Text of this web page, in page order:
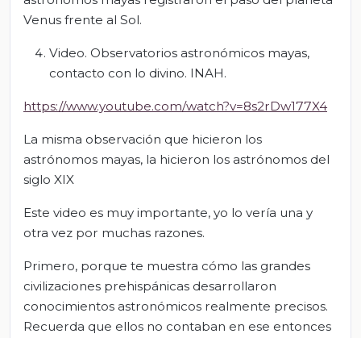
Venus frente al Sol.
Video. Observatorios astronómicos mayas,
contacto con lo divino. INAH.
https://www.youtube.com/watch?v=8s2rDw177X4
La misma observación que hicieron los
astrónomos mayas, la hicieron los astrónomos del
siglo XIX
Este video es muy importante, yo lo vería una y
otra vez por muchas razones.
Primero, porque te muestra cómo las grandes
civilizaciones prehispánicas desarrollaron
conocimientos astronómicos realmente precisos.
Recuerda que ellos no contaban en ese entonces